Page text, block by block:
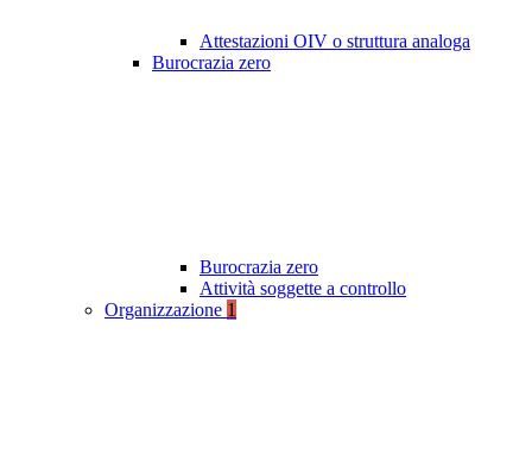
Attestazioni OIV o struttura analoga
Burocrazia zero
Burocrazia zero
Attività soggette a controllo
Organizzazione 1